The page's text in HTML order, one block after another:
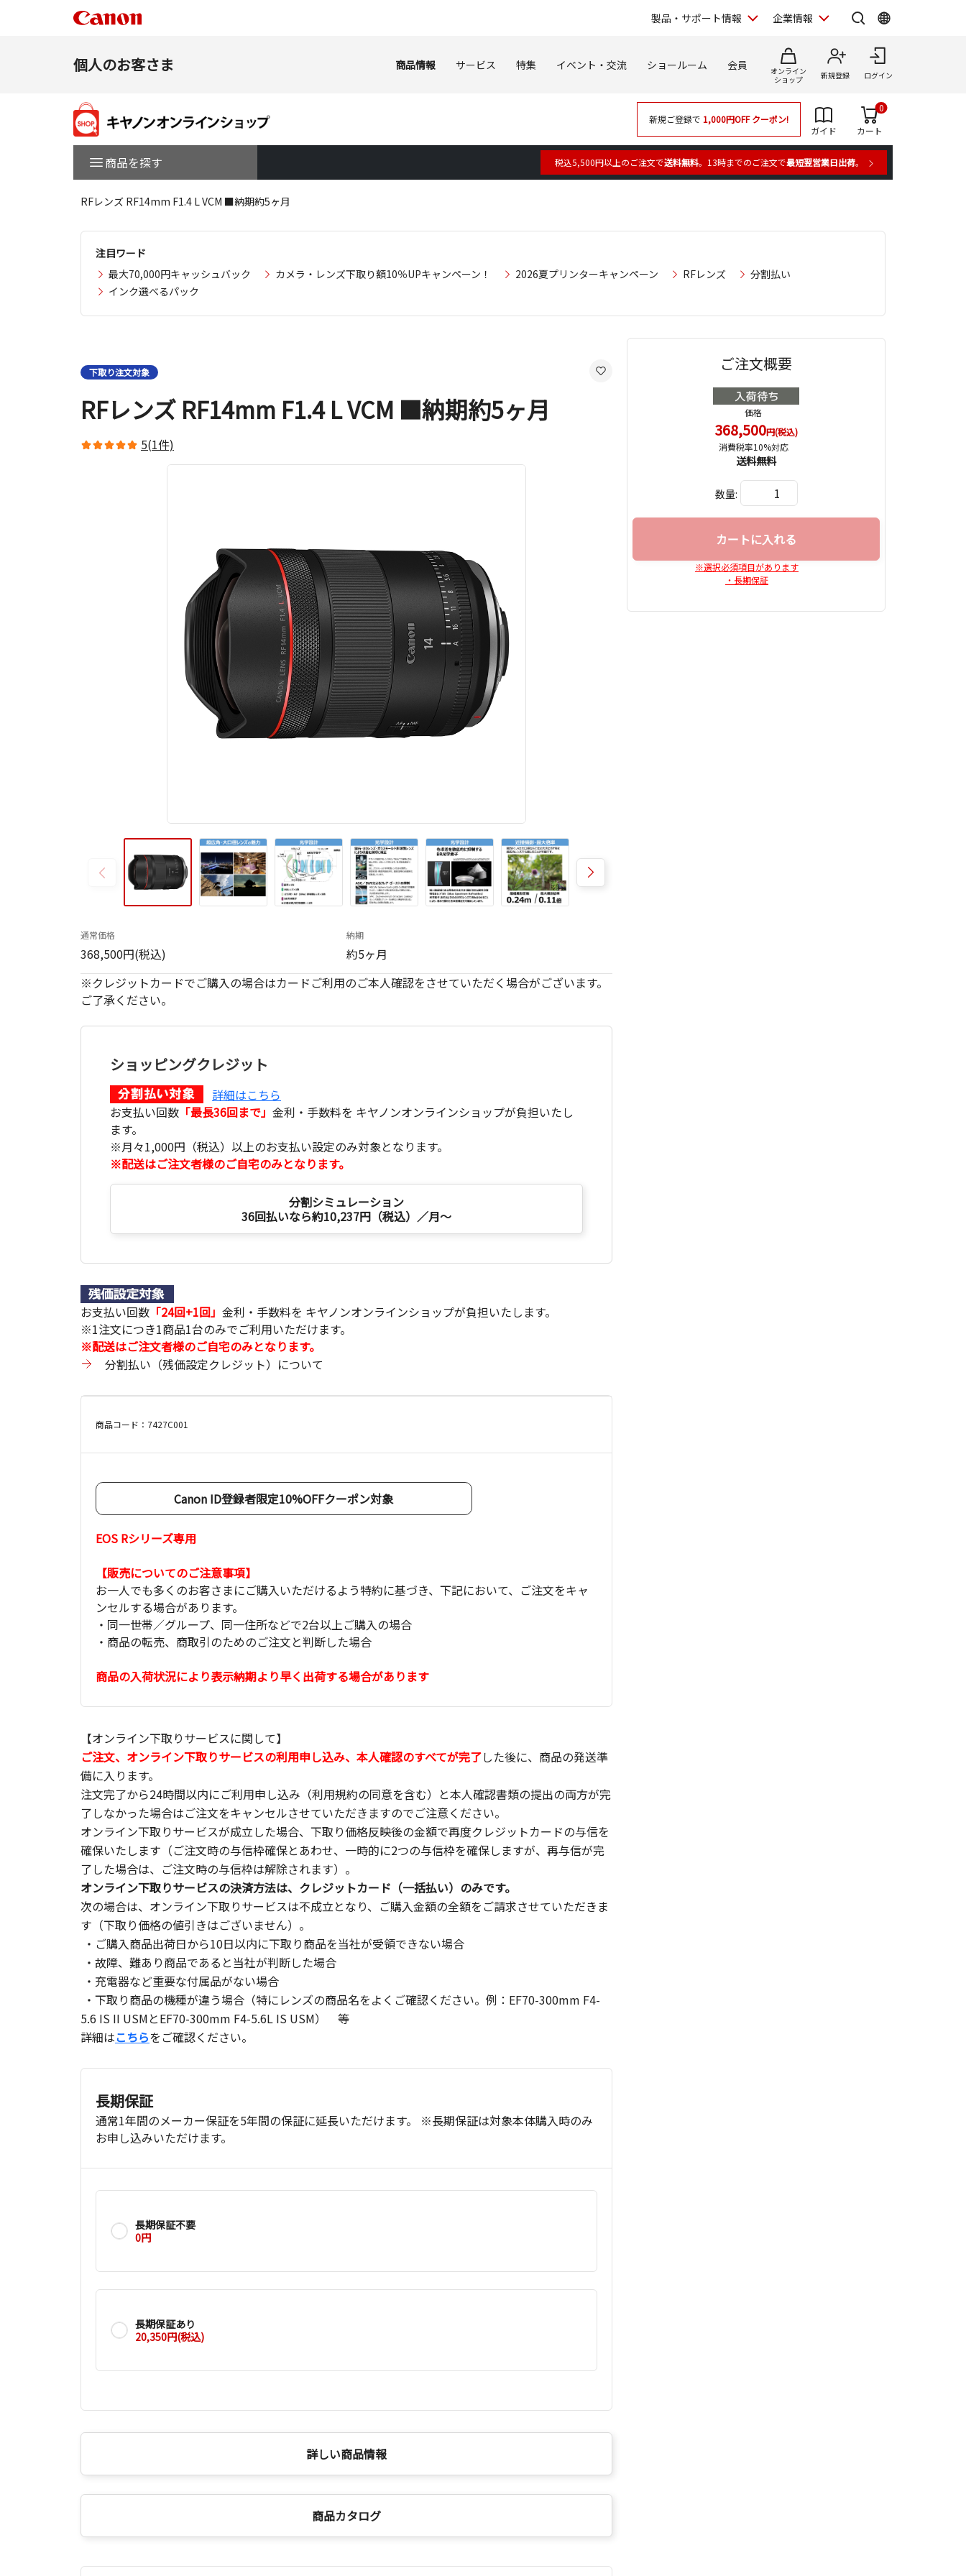
製品・サポート情報 企業情報
個人のお客さま 商品情報 サービス 特集 イベント・交流 ショールーム 会員
オンライン
ショップ
新規登録 ログイン
商品を探す
新規ご登録で 1,000円OFFクーポン!
ガイド
カート
0
税込5,500円以上のご注文で送料無料。13時までのご注文で最短翌営業日出荷。
RFレンズ RF14mm F1.4 L VCM ■納期約5ヶ月
注目ワード
最大70,000円キャッシュバック
カメラ・レンズ下取り額10％UPキャンペーン！ 2026夏プリンターキャンペーン RFレンズ
分割払い
インク選べるパック
下取り注文対象
RFレンズ RF14mm F1.4 L VCM ■納期約5ヶ月
5(1件)
通常価格
368,500円(税込)
納期
約5ヶ月
※クレジットカードでご購入の場合はカードご利用のご本人確認をさせていただく場合がございます。
ご了承ください。
ショッピングクレジット
詳細はこちら
お支払い回数 「最長36回まで」 金利・手数料を キヤノンオンラインショップが負担いたし
ます。
※月々1,000円（税込）以上のお支払い設定のみ対象となります。
※配送はご注文者様のご自宅のみとなります。
分割シミュレーション
36回払いなら約10,237円（税込）／月～
お支払い回数 「24回+1回」 金利・手数料を キヤノンオンラインショップが負担いたします。
※1注文につき1商品1台のみでご利用いただけます。
※配送はご注文者様のご自宅のみとなります。
分割払い（残価設定クレジット）について
商品コード：7427C001
Canon ID登録者限定10%OFFクーポン対象
EOS Rシリーズ専用
【販売についてのご注意事項】
お一人でも多くのお客さまにご購入いただけるよう特約に基づき、下記において、ご注文をキャ
ンセルする場合があります。
・同一世帯／グループ、同一住所などで2台以上ご購入の場合
・商品の転売、商取引のためのご注文と判断した場合
商品の入荷状況により表示納期より早く出荷する場合があります
【オンライン下取りサービスに関して】
ご注文、オンライン下取りサービスの利用申し込み、本人確認のすべてが完了した後に、商品の発送準
備に入ります。
注文完了から24時間以内にご利用申し込み（利用規約の同意を含む）と本人確認書類の提出の両方が完
了しなかった場合はご注文をキャンセルさせていただきますのでご注意ください。
オンライン下取りサービスが成立した場合、下取り価格反映後の金額で再度クレジットカードの与信を
確保いたします（ご注文時の与信枠確保とあわせ、一時的に2つの与信枠を確保しますが、再与信が完
了した場合は、ご注文時の与信枠は解除されます）。
オンライン下取りサービスの決済方法は、クレジットカード（一括払い）のみです。
次の場合は、オンライン下取りサービスは不成立となり、ご購入金額の全額をご請求させていただきま
す（下取り価格の値引きはございません）。
・ご購入商品出荷日から10日以内に下取り商品を当社が受領できない場合
・故障、難あり商品であると当社が判断した場合
・充電器など重要な付属品がない場合
・下取り商品の機種が違う場合（特にレンズの商品名をよくご確認ください。例：EF70-300mm F4-
5.6 IS II USMとEF70-300mm F4-5.6L IS USM） 等
詳細はこちらをご確認ください。
長期保証
通常1年間のメーカー保証を5年間の保証に延長いただけます。 ※長期保証は対象本体購入時のみ
お申し込みいただけます。
長期保証不要
0円
長期保証あり
20,350円(税込)
詳しい商品情報
商品カタログ
ご注文概要
価格
368,500円(税込)
消費税率10%対応
送料無料
数量:
カートに入れる
※選択必須項目があります
・長期保証